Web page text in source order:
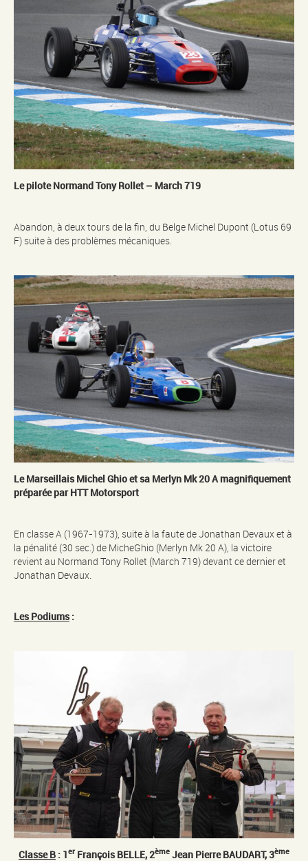
Le pilote Normand Tony Rollet – March 719
Abandon, à deux tours de la fin, du Belge Michel Dupont (Lotus 69
F) suite à des problèmes mécaniques.
Le Marseillais Michel Ghio et sa Merlyn Mk 20 A magnifiquement
préparée par HTT Motorsport
En classe A (1967-1973), suite à la faute de Jonathan Devaux et à
la pénalité (30 sec.) de MicheGhio (Merlyn Mk 20 A), la victoire
revient au Normand Tony Rollet (March 719) devant ce dernier et
Jonathan Devaux.
Les Podiums:
Classe B : 1er François BELLE, 2ème Jean Pierre BAUDART, 3ème